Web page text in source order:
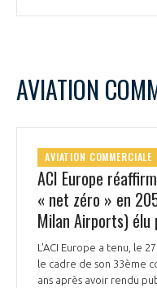
AVIATION
AVIATION COMMERCIALE
ACI Europe
« net zéro » en
Milan Airports) élu
L'ACI Europe a tenu, le
le cadre de son 33ème
ans après avoir rendu